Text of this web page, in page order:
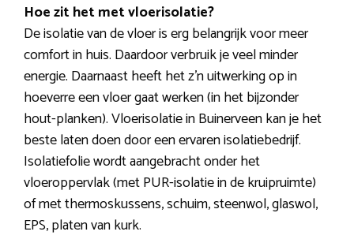
Hoe zit het met vloerisolatie?
De isolatie van de vloer is erg belangrijk voor meer
comfort in huis. Daardoor verbruik je veel minder
energie. Daarnaast heeft het z’n uitwerking op in
hoeverre een vloer gaat werken (in het bijzonder
hout-planken). Vloerisolatie in Buinerveen kan je het
beste laten doen door een ervaren isolatiebedrijf.
Isolatiefolie wordt aangebracht onder het
vloeroppervlak (met PUR-isolatie in de kruipruimte)
of met thermoskussens, schuim, steenwol, glaswol,
EPS, platen van kurk.